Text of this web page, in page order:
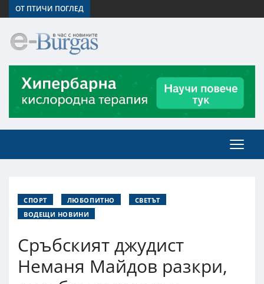
ОТ ПТИЧИ ПОГЛЕД
СПОРТ ЛЮБОПИТНО
СВЕТЪТ
ВОДЕЩИ НОВИНИ
Сръбският джудист
Неманя Майдов разкри,